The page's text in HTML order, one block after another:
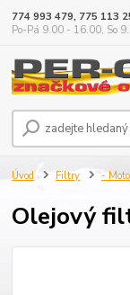
774 993 479, 775 113
Po-Pá 9.00 - 16.00, So
Úvod Filtry -
Olejový